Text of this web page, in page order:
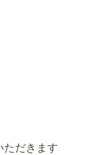
ただきます